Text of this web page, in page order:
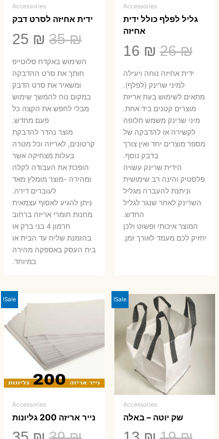
Accessories
גליל לפלף כולל ידית
אחיזה
26₪
המחיר
המקורי
היה:
26 ₪.
16 ₪
הנוכחי
ידית אחיזה נוחה ויעילה
למיני שרינק (לפלף).
מתאים לשימוש בעת אריזת
מוצרים קטנים ביד אחת.
​מיני שרינק משמש חלופה
לקשירה או להדבקה של
מספר מוצרים יחד ואין צורך
בדבק נוסף.
הידית שרינק עשויה
פלסטיק והינה רב שימושית
וניתנת להעברה מגליל
השרינק לאחר שנגר לגליל
החדש.
המוצר איכותי ופשוט ולכן
יחזיק לכם מעמד לאורך זמן.
Accessories
ידית אחיזה לסרט דבק
35₪
המחיר
המקורי
היה:
35 ₪.
25 ₪
₪.
השימוש באקדח סלוטייפ
חותך את סרט ההדבקה
ומשאיר את סרט הדבק
במקום נוח להמשך שימוש
מבלי לחפש את הקצה כל
פעם מחדש.
מוצר נהדר להדבקת
קרטונים, לאריזה וכל מטרה
בעלות מצחיקה אשר
הופכת את העבודה לקלה
ומהירה -מוצר מומלץ מאד
לעוברים דירה.
ניתן להגיע לאסוף עצמאית
מחנות חומרי אריזה ברחוב
חרמון 4 בני ברק או
בהזמנת שליח עד הבית או
בית העסק באספקה מהירה
במיוחד.
Sale!
Accessories
שק יוטה – באלה
Sale!
Accessories
נייר אריזה 200 גליונות